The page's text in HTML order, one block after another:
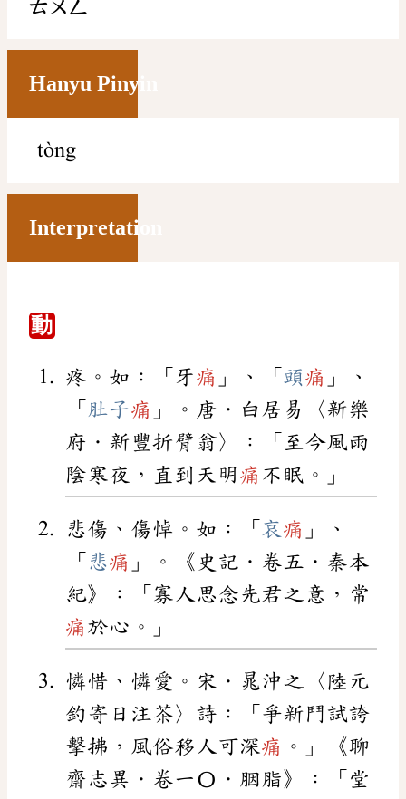
ㄊㄨㄥ
Hanyu Pinyin
tòng
Interpretation
動
疼。如：「牙痛 」、「 頭痛 」、
「 肚子痛 」。唐．白居易〈新樂
府．新豐折臂翁〉：「至今風雨
陰寒夜，直到天明痛 不眠。」
悲傷、傷悼。如：「 哀 痛 」、
「 悲痛 」。《史記．卷五．秦本
紀》：「寡人思念先君之意，常
痛 於心。」
憐惜、憐愛。宋．晁沖之〈陸元
釣寄日注茶〉詩：「爭新鬥試誇
擊拂，風俗移人可深痛 。」《聊
齋志異．卷一〇．胭脂》：「堂